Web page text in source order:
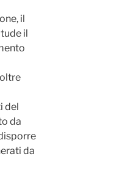
il
il
del
da
da